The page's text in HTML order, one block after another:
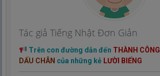
Tác giả Tiếng Nhật Đơn Giản
Trên con đường dẫn đến THÀNH CÔNG
DẤU CHÂN của những kẻ LƯỜI BIẾNG